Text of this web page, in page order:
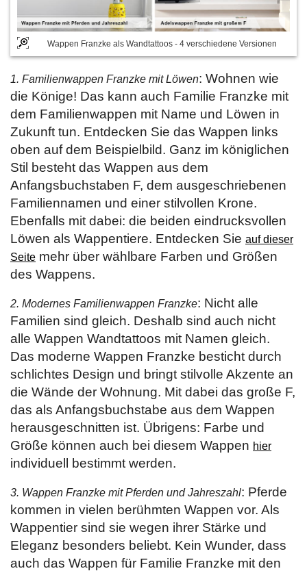
Wappen Franzke als Wandtattoos - 4 verschiedene Versionen
1. Familienwappen Franzke mit Löwen: Wohnen wie
die Könige! Das kann auch Familie Franzke mit
dem Familienwappen mit Name und Löwen in
Zukunft tun. Entdecken Sie das Wappen links
oben auf dem Beispielbild. Ganz im königlichen
Stil besteht das Wappen aus dem
Anfangsbuchstaben F, dem ausgeschriebenen
Familiennamen und einer stilvollen Krone.
Ebenfalls mit dabei: die beiden eindrucksvollen
Löwen als Wappentiere. Entdecken Sie auf dieser
Seite mehr über wählbare Farben und Größen
des Wappens.
2. Modernes Familienwappen Franzke: Nicht alle
Familien sind gleich. Deshalb sind auch nicht
alle Wappen Wandtattoos mit Namen gleich.
Das moderne Wappen Franzke besticht durch
schlichtes Design und bringt stilvolle Akzente an
die Wände der Wohnung. Mit dabei das große F,
das als Anfangsbuchstabe aus dem Wappen
herausgeschnitten ist. Übrigens: Farbe und
Größe können auch bei diesem Wappen hier
individuell bestimmt werden.
3. Wappen Franzke mit Pferden und Jahreszahl: Pferde
kommen in vielen berühmten Wappen vor. Als
Wappentier sind sie wegen ihrer Stärke und
Eleganz besonders beliebt. Kein Wunder, dass
auch das Wappen für Familie Franzke mit den